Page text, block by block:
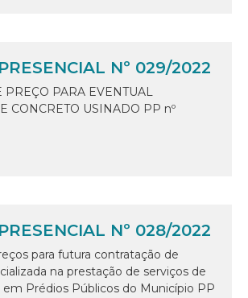
Nº 029/2022
PREÇO PARA EVENTUAL
CONCRETO USINADO PP nº
Nº 028/2022
para futura contratação de
na prestação de serviços de
em Prédios Públicos do Município PP